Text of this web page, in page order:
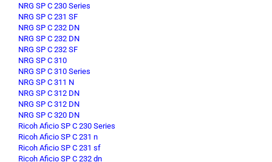
NRG SP C 230 Series
NRG SP C 231 SF
NRG SP C 232 DN
NRG SP C 232 DN
NRG SP C 232 SF
NRG SP C 310
NRG SP C 310 Series
NRG SP C 311 N
NRG SP C 312 DN
NRG SP C 312 DN
NRG SP C 320 DN
Ricoh Aficio SP C 230 Series
Ricoh Aficio SP C 231 n
Ricoh Aficio SP C 231 sf
Ricoh Aficio SP C 232 dn